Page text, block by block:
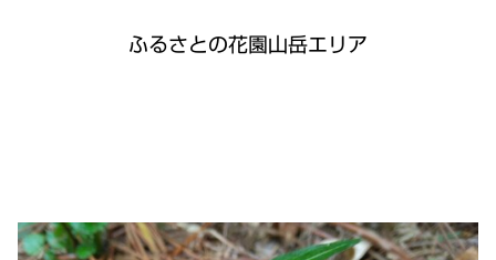
ふるさとの花園山岳エリア